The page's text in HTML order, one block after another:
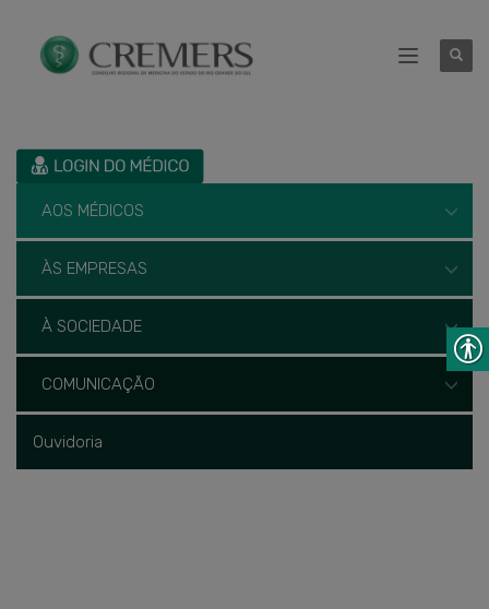
AOS MÉDICOS
ÀS EMPRESAS
À SOCIEDADE
COMUNICAÇÃO
Ouvidoria